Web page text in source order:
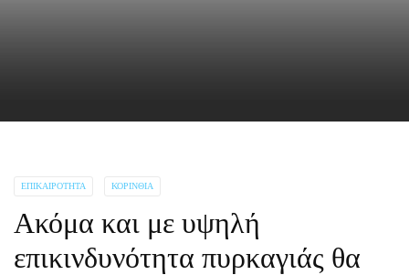
ΕΠΙΚΑΙΡΌΤΗΤΑ ΚΟΡΙΝΘΊΑ
Ακόμα και με υψηλή
επικινδυνότητα πυρκαγιάς θα